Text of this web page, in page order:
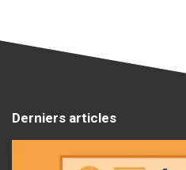
Derniers articles